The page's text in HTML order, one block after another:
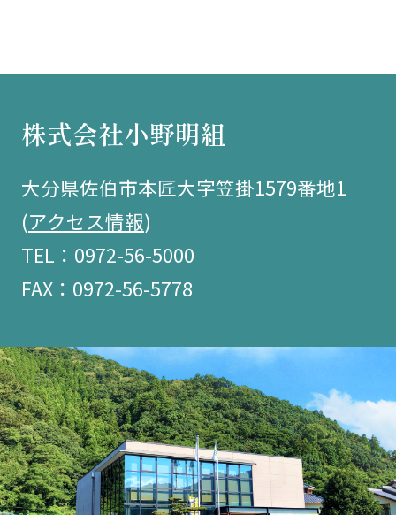
株式会社小野明組
大分県佐伯市本匠大字笠掛1579番地1
(アクセス情報)
TEL：0972-56-5000
FAX：0972-56-5778